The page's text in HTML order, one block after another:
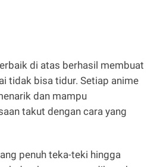
di atas berhasil membuat
tidak bisa tidur. Setiap anime
dan mampu
takut dengan cara yang
penuh teka-teki hingga